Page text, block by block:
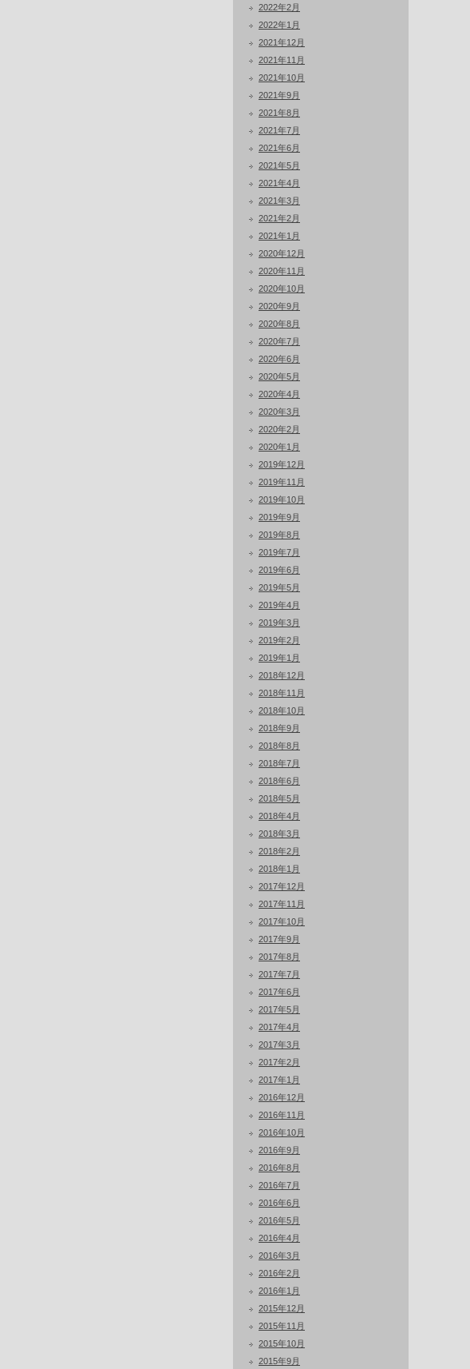
2022年2月
2022年1月
2021年12月
2021年11月
2021年10月
2021年9月
2021年8月
2021年7月
2021年6月
2021年5月
2021年4月
2021年3月
2021年2月
2021年1月
2020年12月
2020年11月
2020年10月
2020年9月
2020年8月
2020年7月
2020年6月
2020年5月
2020年4月
2020年3月
2020年2月
2020年1月
2019年12月
2019年11月
2019年10月
2019年9月
2019年8月
2019年7月
2019年6月
2019年5月
2019年4月
2019年3月
2019年2月
2019年1月
2018年12月
2018年11月
2018年10月
2018年9月
2018年8月
2018年7月
2018年6月
2018年5月
2018年4月
2018年3月
2018年2月
2018年1月
2017年12月
2017年11月
2017年10月
2017年9月
2017年8月
2017年7月
2017年6月
2017年5月
2017年4月
2017年3月
2017年2月
2017年1月
2016年12月
2016年11月
2016年10月
2016年9月
2016年8月
2016年7月
2016年6月
2016年5月
2016年4月
2016年3月
2016年2月
2016年1月
2015年12月
2015年11月
2015年10月
2015年9月